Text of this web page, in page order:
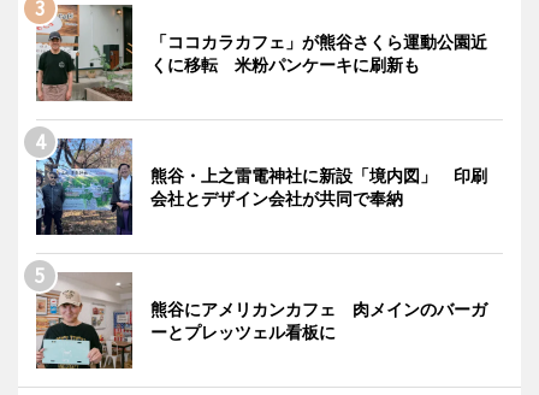
「ココカラカフェ」が熊谷さくら運動公園近
くに移転 米粉パンケーキに刷新も
熊谷・上之雷電神社に新設「境内図」 印刷
会社とデザイン会社が共同で奉納
熊谷にアメリカンカフェ 肉メインのバーガ
ーとプレッツェル看板に